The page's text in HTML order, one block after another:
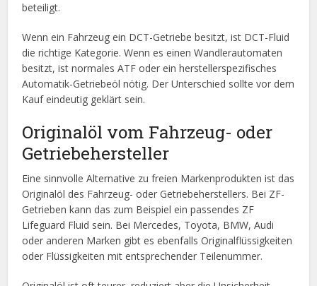
beteiligt.
Wenn ein Fahrzeug ein DCT-Getriebe besitzt, ist DCT-Fluid
die richtige Kategorie. Wenn es einen Wandlerautomaten
besitzt, ist normales ATF oder ein herstellerspezifisches
Automatik-Getriebeöl nötig. Der Unterschied sollte vor dem
Kauf eindeutig geklärt sein.
Originalöl vom Fahrzeug- oder
Getriebehersteller
Eine sinnvolle Alternative zu freien Markenprodukten ist das
Originalöl des Fahrzeug- oder Getriebeherstellers. Bei ZF-
Getrieben kann das zum Beispiel ein passendes ZF
Lifeguard Fluid sein. Bei Mercedes, Toyota, BMW, Audi
oder anderen Marken gibt es ebenfalls Originalflüssigkeiten
oder Flüssigkeiten mit entsprechender Teilenummer.